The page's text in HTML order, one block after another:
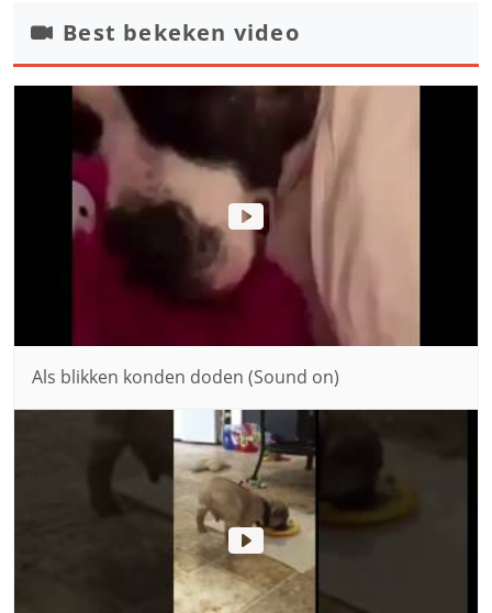
Best bekeken video
Als blikken konden doden (Sound on)